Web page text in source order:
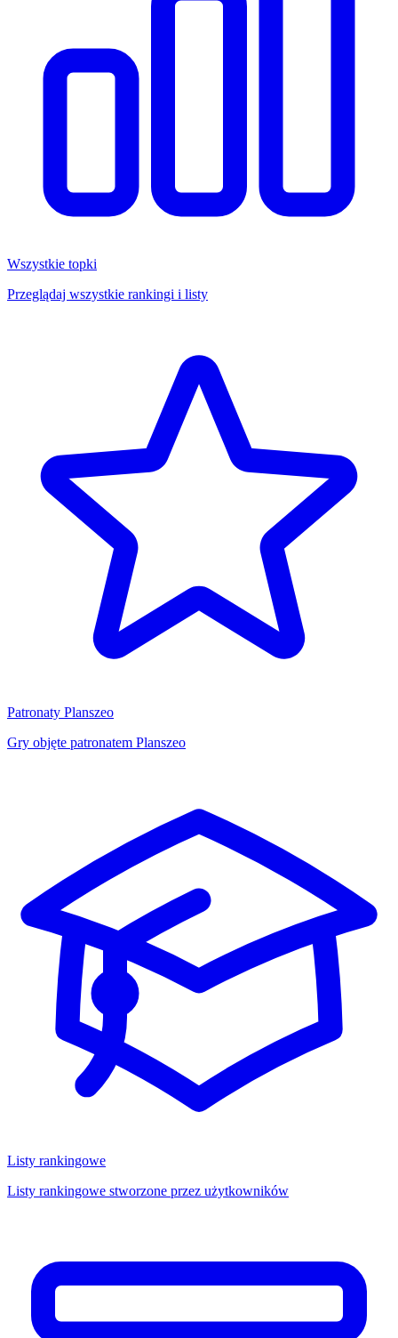
Wszystkie topki
Przeglądaj wszystkie rankingi i listy
Patronaty Planszeo
Gry objęte patronatem Planszeo
Listy rankingowe
Listy rankingowe stworzone przez użytkowników